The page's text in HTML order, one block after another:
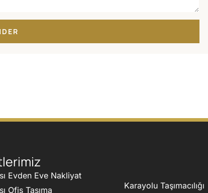
Evden Eve Nakliyat
Ofis Taşıma
Karayolu Taşımacılığı